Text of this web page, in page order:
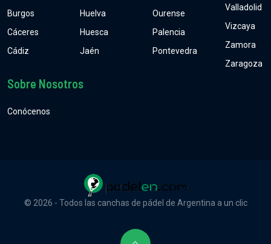
Burgos
Cáceres
Cádiz
Huelva
Huesca
Jaén
Ourense
Palencia
Pontevedra
Valladolid
Vizcaya
Zamora
Zaragoza
Sobre Nosotros
Conócenos
© 2026 - Todos las canchas de pádel de Argentina a un clic